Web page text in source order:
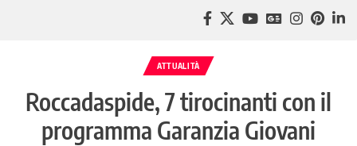
ATTUALITÀ
Roccadaspide, 7 tirocinanti con il
programma Garanzia Giovani